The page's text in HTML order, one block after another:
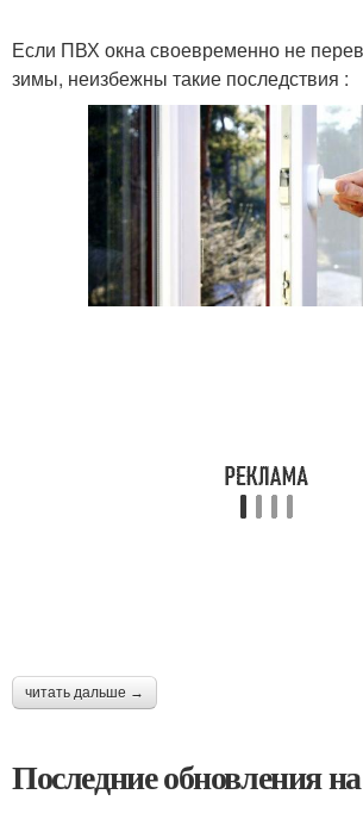
Если ПВХ окна своевременно не
зимы, неизбежны такие последствия :
читать дальше →
Последние обновления